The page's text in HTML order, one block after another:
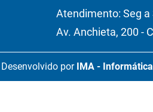
Atendimento: Seg a
Av. Anchieta, 200 -
Desenvolvido por IMA -